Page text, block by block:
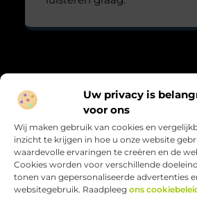
Uw privacy is
voor ons
Wij maken gebruik van cookies en
inzicht te krijgen in hoe u onze website
waardevolle ervaringen te creëren en de
Cookies worden voor verschillende
tonen van gepersonaliseerde advertenties
websitegebruik. Raadpleeg ons
“Zacht, krachtig en met
Kleine verhalen met grote betekenis,
ziel.
Bericht categorie